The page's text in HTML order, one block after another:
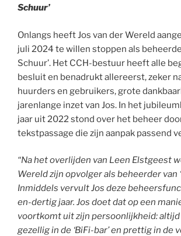
Schuur’
Onlangs heeft Jos van der Wereld
juli 2024 te willen stoppen als
Schuur’. Het CCH-bestuur heeft alle
besluit en benadrukt allereerst, zeker
huurders en gebruikers, grote
jarenlange inzet van Jos. In het
jaar uit 2022 stond over het beheer
tekstpassage die zijn aanpak passend
“Na het overlijden van Leen Elstgeest
Wereld zijn opvolger als beheerder van
Inmiddels vervult Jos deze
en-dertig jaar. Jos doet dat op een
voortkomt uit zijn persoonlijkheid:
gezellig in de ‘BiFi-bar’ en prettig in de